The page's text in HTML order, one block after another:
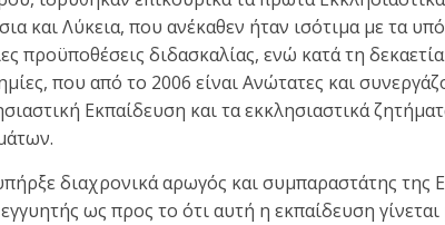
και Λύκεια, που ανέκαθεν ήταν ισότιμα με τα
προϋποθέσεις διδασκαλίας, ενώ κατά τη
που από το 2006 είναι Ανώτατες και
Εκπαίδευση και τα εκκλησιαστικά
διαχρονικά αρωγός και συμπαραστάτης της
ως προς το ότι αυτή η εκπαίδευση